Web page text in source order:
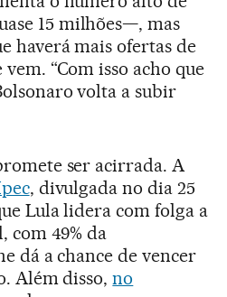
15 milhões—, mas
haverá mais ofertas de
“Com isso acho que
volta a subir
ser acirrada. A
, divulgada no dia 25
Lula lidera com folga a
com 49% da
dá a chance de vencer
Além disso,no